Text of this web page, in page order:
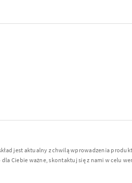
jest aktualny z chwilą wprowadzenia
Ciebie ważne, skontaktuj się z nami w celu